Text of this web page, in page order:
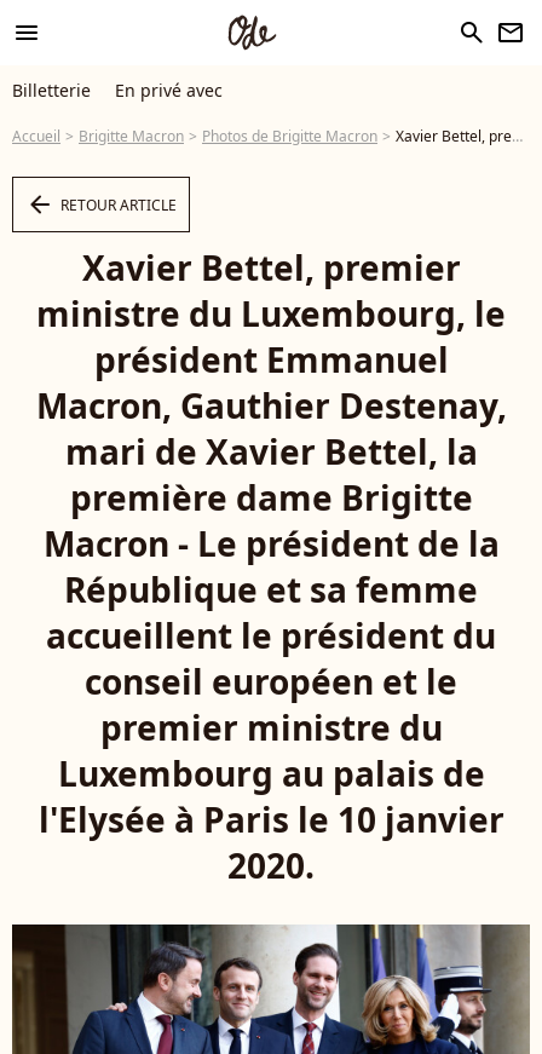
menu search newsletter
Billetterie En privé avec
Accueil Brigitte Macron Photos de Brigitte Macron Xavier Bettel, premier ministre du Luxembourg, le président Emmanuel Macron, Gauthier Destenay, mari de Xavier Bettel, la première dame Brigitte Macron - Le président de la République et sa femme accueillent le président du conseil européen et le premier ministre du Luxembourg au palais de l'Elysée à Paris le 10 janvier 2020. © Hamilton / Pool / Bestimage - Photo
arrow_left RETOUR ARTICLE
Xavier Bettel, premier
ministre du Luxembourg, le
président Emmanuel
Macron, Gauthier Destenay,
mari de Xavier Bettel, la
première dame Brigitte
Macron - Le président de la
République et sa femme
accueillent le président du
conseil européen et le
premier ministre du
Luxembourg au palais de
l'Elysée à Paris le 10 janvier
2020.